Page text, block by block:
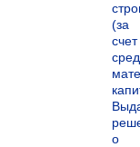
(за
счет
о